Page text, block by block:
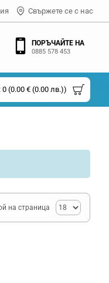
Свържете се с нас
ПОРЪЧАЙТЕ НА
0885 578 453
(0.00 € (0.00 лв.))
на страница